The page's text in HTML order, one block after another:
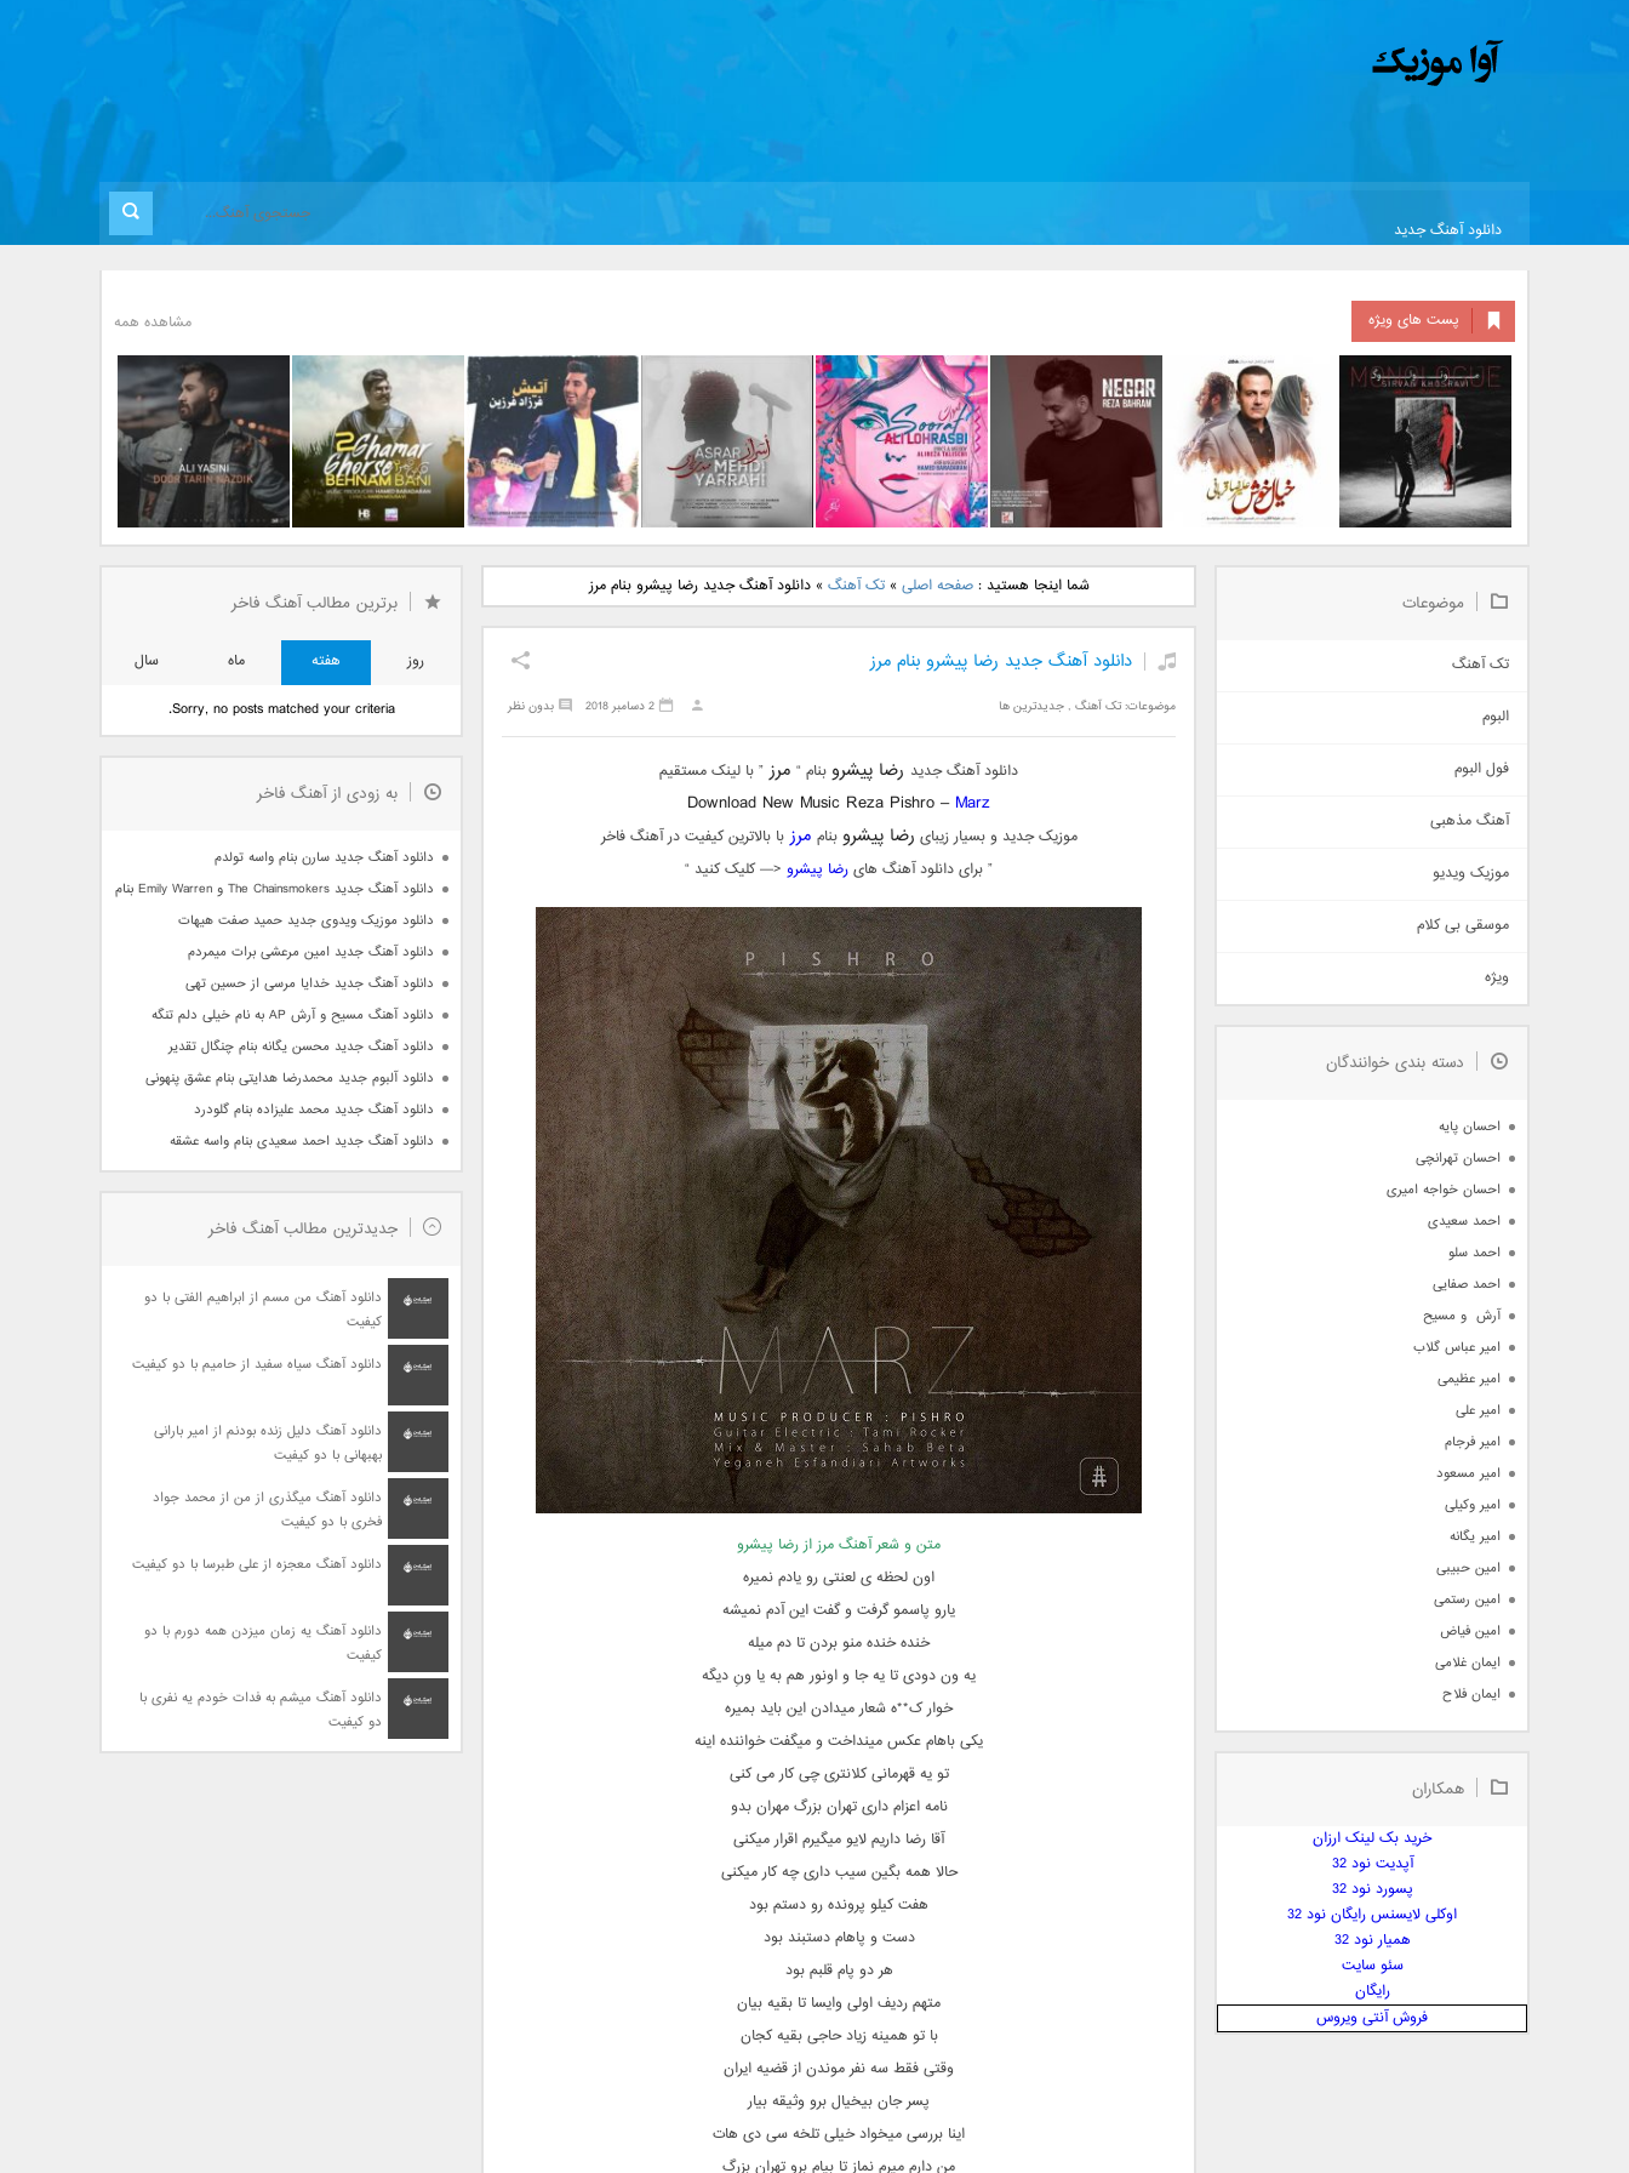
دانلود آهنگ جدید
پست های ویژه مشاهده همه
خسروی بنام مونولوگ
دانلود آهنگ جدید علیرضا
دانلود آهنگ جدید رضا
بهرام بنام نگار
دانلود آهنگ جدید علی
لهراسبی بنام صورت
دانلود آهنگ جدید مهدی
یراحی بنام اسرار
دانلود آهنگ جدید فرزاد
فرزین بنام آتیش
بانی بنام قرص قمر 2
یاسینی بنام دورترین نزدیک
شما اینجا هستید :صفحه اصلی »تک آهنگ »دانلود آهنگ جدید رضا پیشرو بنام مرز
دانلود آهنگ جدید رضا پیشرو بنام مرز
موضوعات:تک آهنگ ,جدیدترین ها بدون نظر 2 دسامبر 2018
دانلود آهنگ جدید رضا پیشروبنام “ مرز” با لینک مستقیم
Download New Music Reza Pishro – Marz
موزیک جدید و بسیار زیبای رضا پیشروبنام مرزبا بالاترین کیفیت در آهنگ فاخر
” برای دانلود آهنگ هایرضا پیشرو <— کلیک کنید “
متن و شعر آهنگ مرز از رضا پیشرو
اون لحظه ی لعنتی رو یادم نمیره
یارو پاسمو گرفت و گفت این آدم نمیشه
خنده خنده منو بردن تا دم میله
یه ون دودی تا یه جا و اونور هم به یا ونِ دیگه
خوار ک**ه شعار میدادن این باید بمیره
یکی باهام عکس مینداخت و میگفت خواننده اینه
تو یه قهرمانی کلانتری چی کار می کنی
نامه اعزام داری تهران بزرگ مهران بدو
آقا رضا داریم لایو میگیرم اقرار میکنی
حالا همه بگین سیب داری چه کار میکنی
هفت کیلو پرونده رو دستم بود
دست و پاهام دستبند بود
هر دو پام قلبم بود
متهم ردیف اولی وایسا تا بقیه بیان
با تو همینه زیاد حاجی بقیه کجان
وقتی فقط سه نفر موندن از قضیه ایران
پسر جان بیخیال برو وثیقه بیار
اینا بررسی میخواد خیلی تلخه سی دی هات
من دارم میرم نماز تا بیام برو تهرانِ بزرگ
برترین مطالب آهنگ فاخر
روز هفته ماه
سال
Sorry, no posts matched your criteria.
به زودی از آهنگ فاخر
دانلود آهنگ جدید سارن بنام واسه تولدم
دانلود آهنگ جدید The Chainsmokers و Emily Warren بنام Side Effects
دانلود موزیک ویدوی جدید حمید صفت هیهات
دانلود آهنگ جدید امین مرعشی برات میمردم
دانلود آهنگ جدید خدایا مرسی از حسین تهی
دانلود آهنگ مسیح و آرش AP به نام خیلی دلم تنگه
دانلود آهنگ جدید محسن یگانه بنام چنگال تقدیر
دانلود آلبوم جدید محمدرضا هدایتی بنام عشق پنهونی
دانلود آهنگ جدید محمد علیزاده بنام گلودرد
دانلود آهنگ جدید احمد سعیدی بنام واسه عشقه
جدیدترین مطالب آهنگ فاخر
دانلود آهنگ من مسم از ابراهیم الفتی با دو
کیفیت
دانلود آهنگ سیاه سفید از حامیم با دو کیفیت
دانلود آهنگ دلیل زنده بودنم از امیر بارانی
بهبهانی با دو کیفیت
دانلود آهنگ میگذری از من از محمد جواد
فخری با دو کیفیت
دانلود آهنگ معجزه از علی طبرسا با دو کیفیت
دانلود آهنگ یه زمان میزدن همه دورم با دو
کیفیت
دانلود آهنگ میشم به فدات خودم یه نفری با
دو کیفیت
موضوعات
تک آهنگ
اجتماعی
حماسی
سنتی
اهنگ بندرعباسی
دمو
مذهبی
جدیدترین ها
البوم
فول البوم
آهنگ مذهبی
موزیک ویدیو
موسقی بی کلام
ویژه
دسته بندی خوانندگان
احسان پایه
احسان تهرانچی
احسان خواجه امیری
احمد سعیدی
احمد سلو
احمد صفایی
آرش  و مسیح
امیر عباس گلاب
امیر عظیمی
امیر علی
امیر فرجام
امیر مسعود
امیر وکیلی
امیر یگانه
امین حبیبی
امین رستمی
امین فیاض
ایمان غلامی
ایمان فلاح
بابک جهانبخش
بابک مافی
بهنام صفوی
پارسا چیلیک
همکاران
خرید بک لینک ارزان
آپدیت نود 32
پسورد نود 32
اوکلی لایسنس رایگان نود 32
همیار نود 32
سئو سایت
رایگان
فروش آنتی ویروس